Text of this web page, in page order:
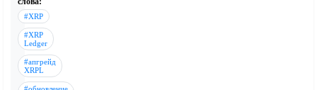
#XRP
#XRP
Ledger
#апгрейд
XRPL